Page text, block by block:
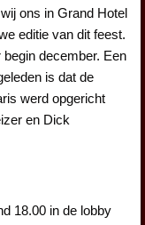
ons in Grand Hotel
editie van dit feest.
december. Een
is dat de
werd opgericht
en Dick
18.00 in de lobby